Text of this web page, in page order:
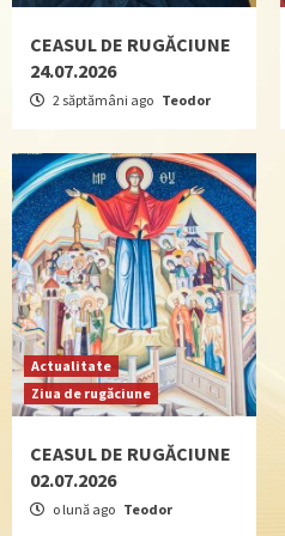
CEASUL DE RUGĂCIUNE
24.07.2026
2 săptămâni ago Teodor
Actualitate
Ziua de rugăciune
CEASUL DE RUGĂCIUNE
02.07.2026
o lună ago Teodor